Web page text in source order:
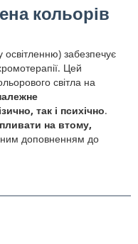
кольорів
освітленню) забезпечує
Цей
світла на
так і психічно.
на втому,
доповненням до